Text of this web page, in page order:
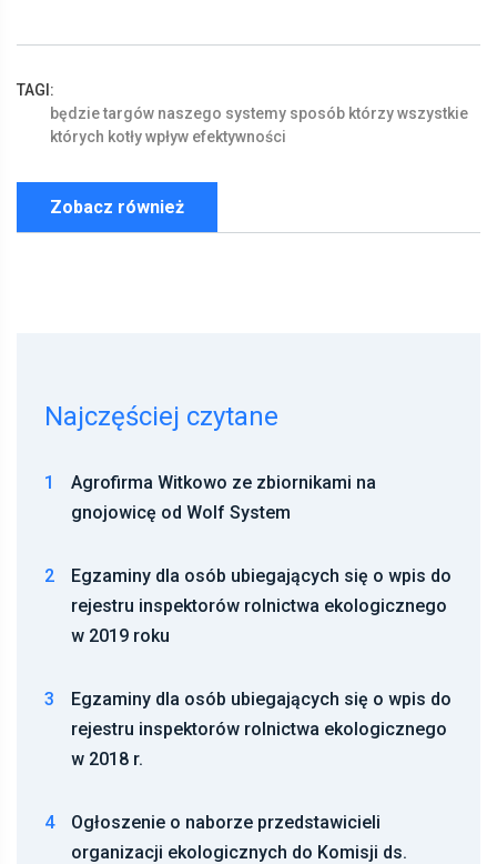
TAGI:
będzietargów naszego systemy sposób którzywszystkie
których kotływpływ efektywności
Zobacz również
Najczęściej czytane
1
Agrofirma Witkowo ze zbiornikami na
gnojowicę od Wolf System
2
Egzaminy dla osób ubiegających się o wpis do
rejestru inspektorów rolnictwa ekologicznego
w 2019 roku
3
Egzaminy dla osób ubiegających się o wpis do
rejestru inspektorów rolnictwa ekologicznego
w 2018 r.
4
Ogłoszenie o naborze przedstawicieli
organizacji ekologicznych do Komisji ds.